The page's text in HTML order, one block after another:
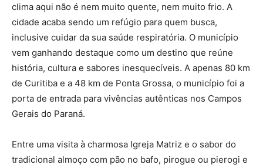
clima aqui não é nem muito quente, nem muito frio. A
cidade acaba sendo um refúgio para quem busca,
inclusive cuidar da sua saúde respiratória. O município
vem ganhando destaque como um destino que reúne
história, cultura e sabores inesquecíveis. A apenas 80 km
de Curitiba e a 48 km de Ponta Grossa, o município foi a
porta de entrada para vivências autênticas nos Campos
Gerais do Paraná.
Entre uma visita à charmosa Igreja Matriz e o sabor do
tradicional almoço com pão no bafo, pirogue ou pierogi e